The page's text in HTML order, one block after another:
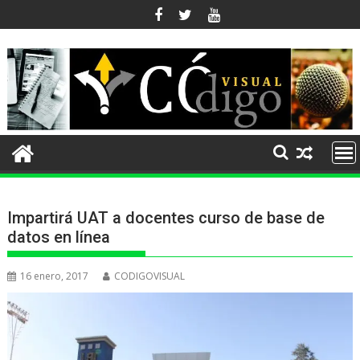
al
contenido
Impartirá UAT a docentes curso de base de
datos en línea
16 enero, 2017 CODIGOVISUAL